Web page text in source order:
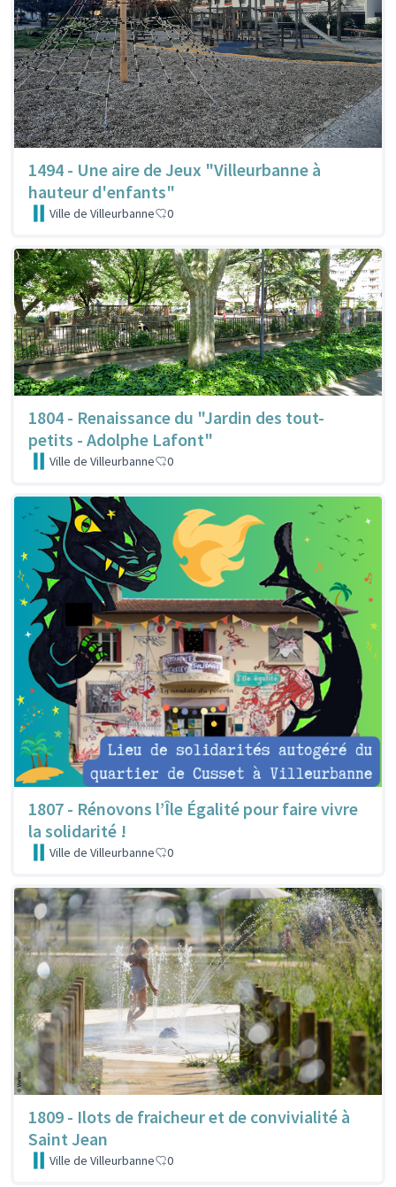
1494 - Une aire de Jeux "Villeurbanne à
hauteur d'enfants"
Ville de Villeurbanne 0
1804 - Renaissance du "Jardin des tout-
petits - Adolphe Lafont"
Ville de Villeurbanne 0
1807 - Rénovons l’Île Égalité pour faire vivre
la solidarité !
Ville de Villeurbanne 0
1809 - Ilots de fraicheur et de convivialité à
Saint Jean
Ville de Villeurbanne 0